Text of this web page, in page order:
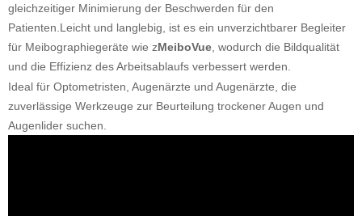
gleichzeitiger Minimierung der Beschwerden für den
Patienten.Leicht und langlebig, ist es ein unverzichtbarer Begleiter
für Meibographiegeräte wie zMeiboVue , wodurch die Bildqualität
und die Effizienz des Arbeitsablaufs verbessert werden.
Ideal für Optometristen, Augenärzte und Augenärzte, die
zuverlässige Werkzeuge zur Beurteilung trockener Augen und
Augenlider suchen.